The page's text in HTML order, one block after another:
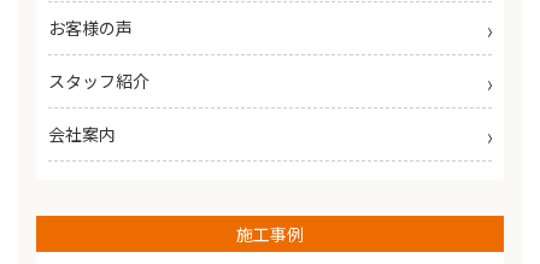
お客様の声
スタッフ紹介
会社案内
施工事例